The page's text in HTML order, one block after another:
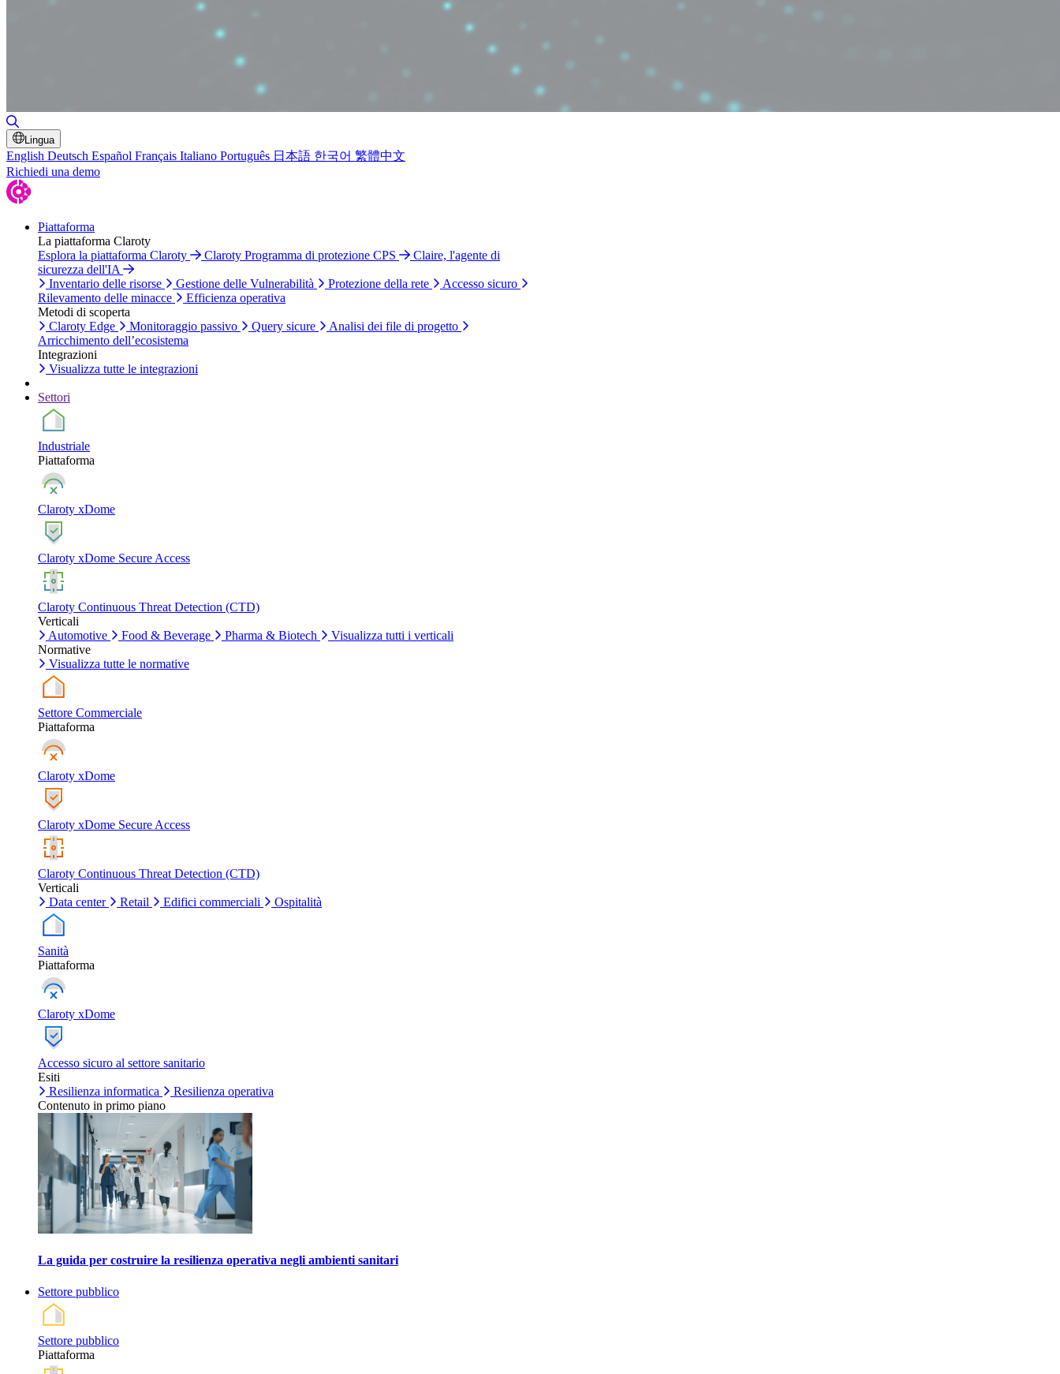
Lingua
English Deutsch Español Français Italiano Português 日本語 한국어 繁體中文
Richiedi una demo
Piattaforma
La piattaforma Claroty
Esplora la piattaforma Claroty
Claroty Programma di protezione CPS
Claire, l'agente di
sicurezza dell'IA
Inventario delle risorse
Gestione delle Vulnerabilità Protezione della rete
Accesso sicuro
Rilevamento delle minacce
Efficienza operativa
Metodi di scoperta
Claroty Edge
Monitoraggio passivo Query sicure
Analisi dei file di progetto
Arricchimento dell’ecosistema
Integrazioni
Visualizza tutte le integrazioni
Settori
Industriale
Piattaforma
Claroty xDome
Claroty xDome Secure Access
Claroty Continuous Threat Detection (CTD)
Verticali
Automotive
Food & Beverage Pharma & Biotech
Visualizza tutti i verticali
Normative
Visualizza tutte le normative
Settore Commerciale
Piattaforma
Claroty xDome
Claroty xDome Secure Access
Claroty Continuous Threat Detection (CTD)
Verticali
Data center
Retail Edifici commerciali Ospitalità
Sanità
Piattaforma
Claroty xDome
Accesso sicuro al settore sanitario
Esiti
Resilienza informatica
Resilienza operativa
Contenuto in primo piano
La guida per costruire la resilienza operativa negli ambienti sanitari
Settore pubblico
Settore pubblico
Piattaforma